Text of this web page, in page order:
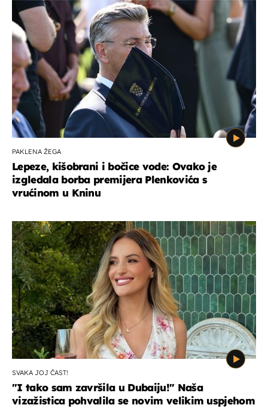
PAKLENA ŽEGA
Lepeze, kišobrani i bočice vode: Ovako je
izgledala borba premijera Plenkovića s
vrućinom u Kninu
SVAKA JOJ ČAST!
"I tako sam završila u Dubaiju!" Naša
vizažistica pohvalila se novim velikim uspjehom